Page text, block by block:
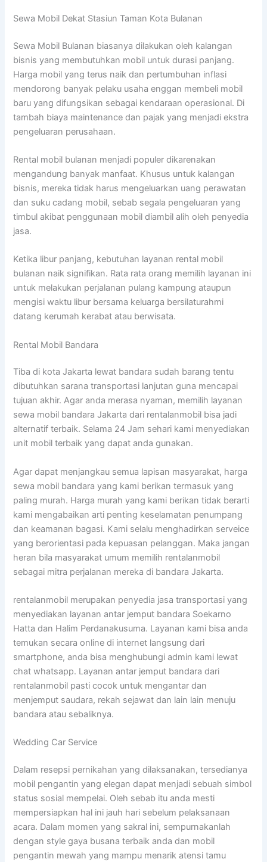
Sewa Mobil Dekat Stasiun Taman Kota Bulanan
Sewa Mobil Bulanan biasanya dilakukan oleh kalangan
bisnis yang membutuhkan mobil untuk durasi panjang.
Harga mobil yang terus naik dan pertumbuhan inflasi
mendorong banyak pelaku usaha enggan membeli mobil
baru yang difungsikan sebagai kendaraan operasional. Di
tambah biaya maintenance dan pajak yang menjadi ekstra
pengeluaran perusahaan.
Rental mobil bulanan menjadi populer dikarenakan
mengandung banyak manfaat. Khusus untuk kalangan
bisnis, mereka tidak harus mengeluarkan uang perawatan
dan suku cadang mobil, sebab segala pengeluaran yang
timbul akibat penggunaan mobil diambil alih oleh penyedia
jasa.
Ketika libur panjang, kebutuhan layanan rental mobil
bulanan naik signifikan. Rata rata orang memilih layanan ini
untuk melakukan perjalanan pulang kampung ataupun
mengisi waktu libur bersama keluarga bersilaturahmi
datang kerumah kerabat atau berwisata.
Rental Mobil Bandara
Tiba di kota Jakarta lewat bandara sudah barang tentu
dibutuhkan sarana transportasi lanjutan guna mencapai
tujuan akhir. Agar anda merasa nyaman, memilih layanan
sewa mobil bandara Jakarta dari rentalanmobil bisa jadi
alternatif terbaik. Selama 24 Jam sehari kami menyediakan
unit mobil terbaik yang dapat anda gunakan.
Agar dapat menjangkau semua lapisan masyarakat, harga
sewa mobil bandara yang kami berikan termasuk yang
paling murah. Harga murah yang kami berikan tidak berarti
kami mengabaikan arti penting keselamatan penumpang
dan keamanan bagasi. Kami selalu menghadirkan serveice
yang berorientasi pada kepuasan pelanggan. Maka jangan
heran bila masyarakat umum memilih rentalanmobil
sebagai mitra perjalanan mereka di bandara Jakarta.
rentalanmobil merupakan penyedia jasa transportasi yang
menyediakan layanan antar jemput bandara Soekarno
Hatta dan Halim Perdanakusuma. Layanan kami bisa anda
temukan secara online di internet langsung dari
smartphone, anda bisa menghubungi admin kami lewat
chat whatsapp. Layanan antar jemput bandara dari
rentalanmobil pasti cocok untuk mengantar dan
menjemput saudara, rekah sejawat dan lain lain menuju
bandara atau sebaliknya.
Wedding Car Service
Dalam resepsi pernikahan yang dilaksanakan, tersedianya
mobil pengantin yang elegan dapat menjadi sebuah simbol
status sosial mempelai. Oleh sebab itu anda mesti
mempersiapkan hal ini jauh hari sebelum pelaksanaan
acara. Dalam momen yang sakral ini, sempurnakanlah
dengan style gaya busana terbaik anda dan mobil
pengantin mewah yang mampu menarik atensi tamu